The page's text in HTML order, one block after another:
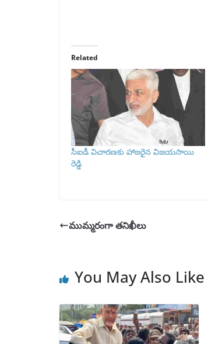
Related
సీఐడీ విచారణకు హాజరైన విజయసాయి
రెడ్డి
ముమ్మరంగా తనిఖీలు
You May Also Like